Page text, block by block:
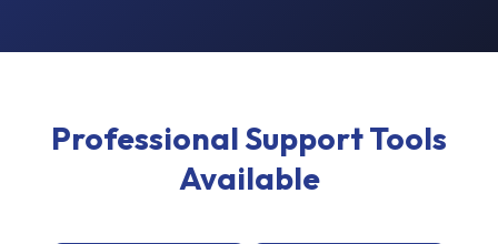
Professional Support Tools
Available